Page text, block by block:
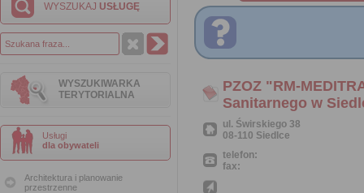
WYSZUKAJ USŁUGĘ
WYSZUKIWARKA
TERYTORIALNA
Usługi
dla obywateli
Architektura i planowanie
przestrzenne
PZOZ "RM-
Sanitarnego w
ul. Świrskiego 38
08-110 Siedlce
telefon:
fax: